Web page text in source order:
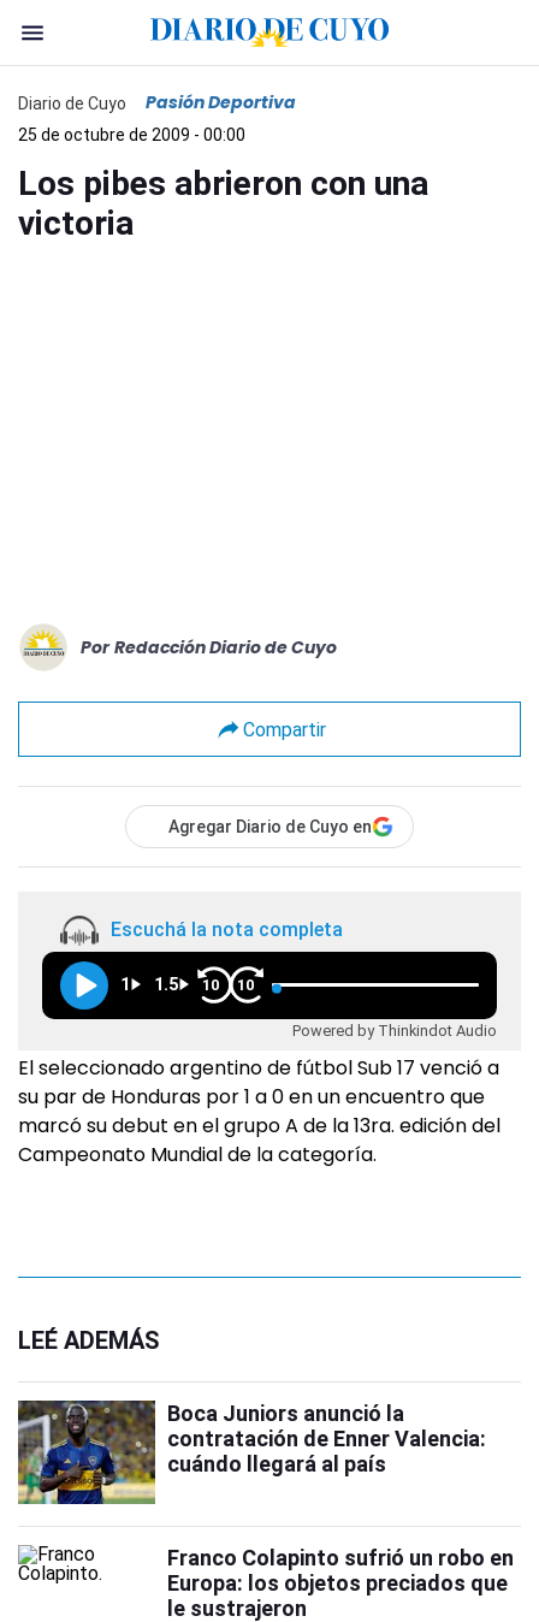
Diario de Cuyo Pasión Deportiva
25 de octubre de 2009 - 00:00
Los pibes abrieron con una
victoria
Por Redacción Diario de Cuyo
Compartir
Agregar Diario de Cuyo en
Escuchá la nota completa
1 1.5 10 10
Powered by Thinkindot Audio
El seleccionado argentino de fútbol Sub 17 venció a
su par de Honduras por 1 a 0 en un encuentro que
marcó su debut en el grupo A de la 13ra. edición del
Campeonato Mundial de la categoría.
LEÉ ADEMÁS
Boca Juniors anunció la
contratación de Enner Valencia:
cuándo llegará al país
Franco Colapinto sufrió un robo en
Europa: los objetos preciados que
le sustrajeron